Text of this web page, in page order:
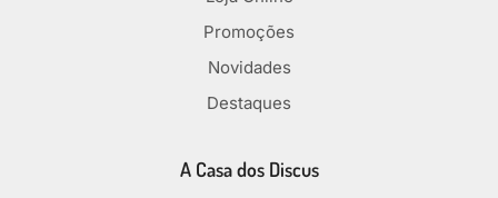
Promoções
Novidades
Destaques
A Casa dos Discus